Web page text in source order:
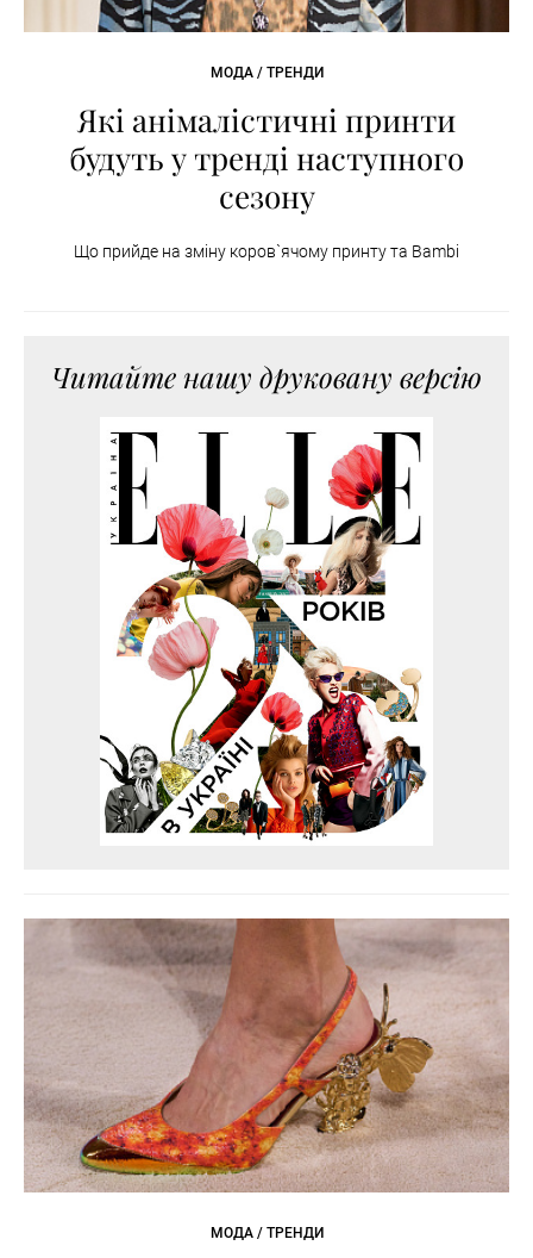
МОДА / ТРЕНДИ
Які анімалістичні принти
будуть у тренді наступного
сезону
Що прийде на зміну коров`ячому принту та Bambi
Читайте нашу друковану версію
МОДА / ТРЕНДИ